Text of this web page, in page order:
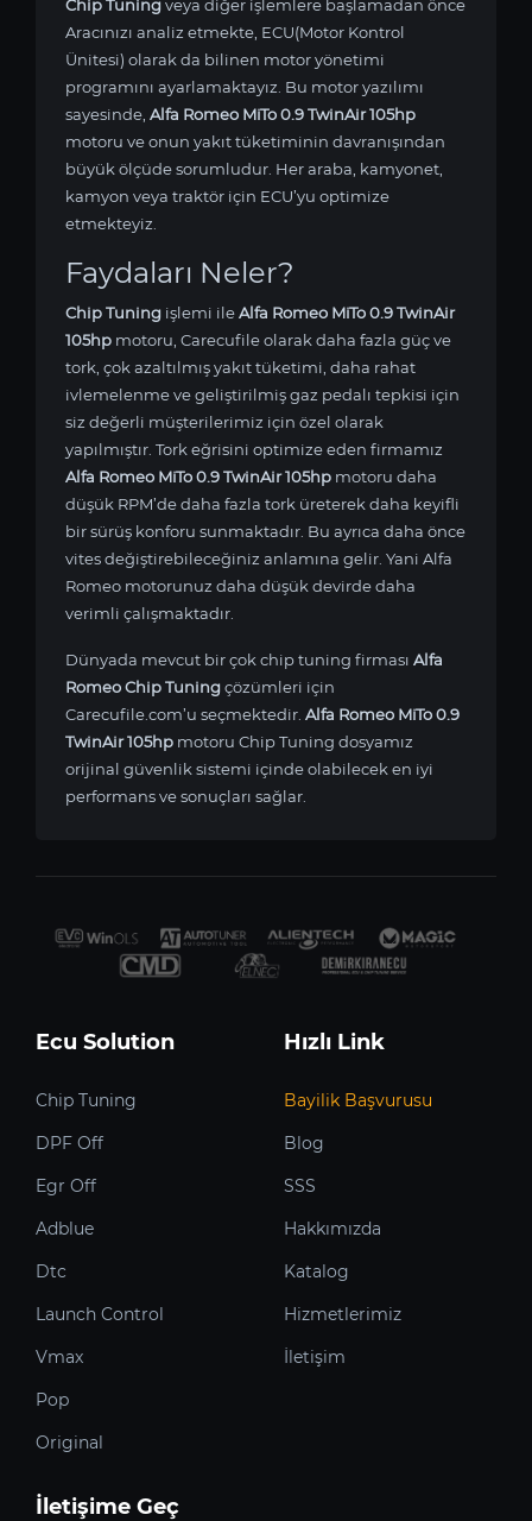
Chip Tuningveya diğer işlemlere başlamadan önce
Aracınızı analiz etmekte, ECU(Motor Kontrol
Ünitesi) olarak da bilinen motor yönetimi
programını ayarlamaktayız. Bu motor yazılımı
sayesinde, Alfa Romeo MiTo 0.9 TwinAir 105hp
motoru ve onun yakıt tüketiminin davranışından
büyük ölçüde sorumludur. Her araba, kamyonet,
kamyon veya traktör için ECU’yu optimize
etmekteyiz.
Faydaları Neler?
Chip Tuning işlemi ileAlfa Romeo MiTo 0.9 TwinAir
105hp motoru, Carecufile olarak daha fazla güç ve
tork, çok azaltılmış yakıt tüketimi, daha rahat
ivlemelenme ve geliştirilmiş gaz pedalı tepkisi için
siz değerli müşterilerimiz için özel olarak
yapılmıştır. Tork eğrisini optimize eden firmamız
Alfa Romeo MiTo 0.9 TwinAir 105hp motoru daha
düşük RPM’de daha fazla tork üreterek daha keyifli
bir sürüş konforu sunmaktadır. Bu ayrıca daha önce
vites değiştirebileceğiniz anlamına gelir. Yani Alfa
Romeo motorunuz daha düşük devirde daha
verimli çalışmaktadır.
Dünyada mevcut bir çok chip tuning firması Alfa
Romeo Chip Tuningçözümleri için
Carecufile.com’u seçmektedir. Alfa Romeo MiTo 0.9
TwinAir 105hp motoru Chip Tuning dosyamız
orijinal güvenlik sistemi içinde olabilecek en iyi
performans ve sonuçları sağlar.
Ecu Solution
Chip Tuning
DPF Off
Egr Off
Adblue
Dtc
Launch Control
Vmax
Pop
Original
Hızlı Link
Bayilik Başvurusu
Blog
SSS
Hakkımızda
Katalog
Hizmetlerimiz
İletişim
İletişime Geç